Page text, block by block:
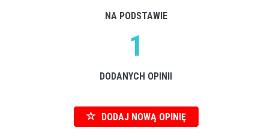
NA PODSTAWIE
1
DODANYCH OPINII
DODAJ NOWĄ OPINIĘ